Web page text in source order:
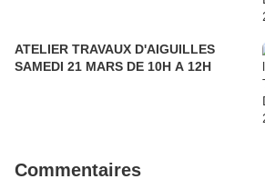
ATELIER TRAVAUX D'AIGUILLES
SAMEDI 21 MARS DE 10H A 12H
Commentaires